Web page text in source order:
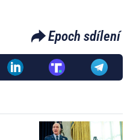
Epoch sdílení